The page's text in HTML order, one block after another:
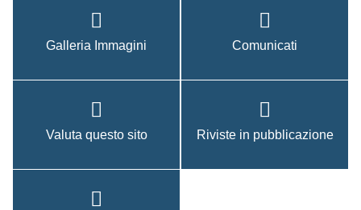
Galleria Immagini Comunicati
Valuta questo sito Riviste in pubblicazione